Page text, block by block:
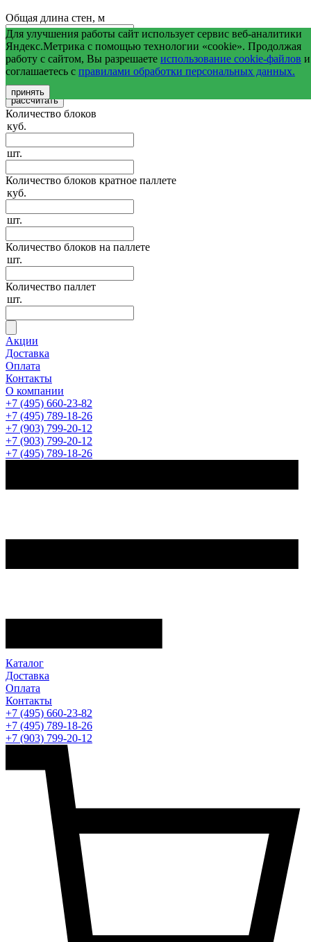
Общая длина стен, м
Средняя высота стен, м
Общая площадь оконных и дверных проемов, м2
Количество блоков
куб.
шт.
Количество блоков кратное паллете
куб.
шт.
Количество блоков на паллете
шт.
Количество паллет
шт.
Акции
Доставка
Оплата
Контакты
О компании
+7 (495) 660-23-82
+7 (495) 789-18-26
+7 (903) 799-20-12
+7 (903) 799-20-12
+7 (495) 789-18-26
Каталог
Доставка
Оплата
Контакты
+7 (495) 660-23-82
+7 (495) 789-18-26
+7 (903) 799-20-12
Для улучшения работы сайт использует сервис веб-аналитики
Яндекс.Метрика с помощью технологии «cookie». Продолжая
работу с сайтом, Вы разрешаете использование cookie-файлов и
соглашаетесь с правилами обработки персональных данных.
принять